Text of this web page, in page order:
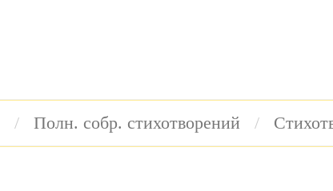
Полн. собр. стихотворений